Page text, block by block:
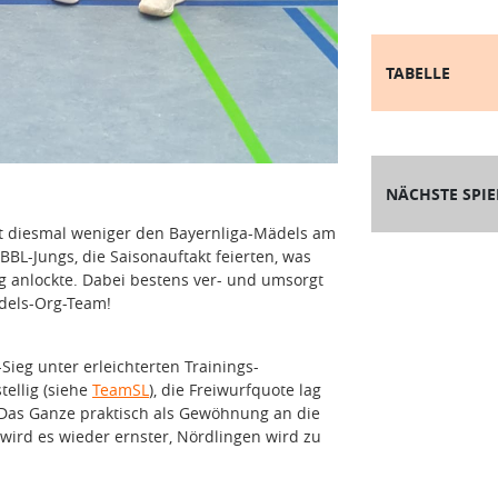
weniger den Bayernliga-Mädels am
Jungs, die Saisonauftakt feierten, was
Dabei bestens ver- und umsorgt
Org-Team!
unter erleichterten Trainings-
(siehe TeamSL), die Freiwurfquote lag
Ganze praktisch als Gewöhnung an die
es wieder ernster, Nördlingen wird zu
TABELLE
NÄCHSTE